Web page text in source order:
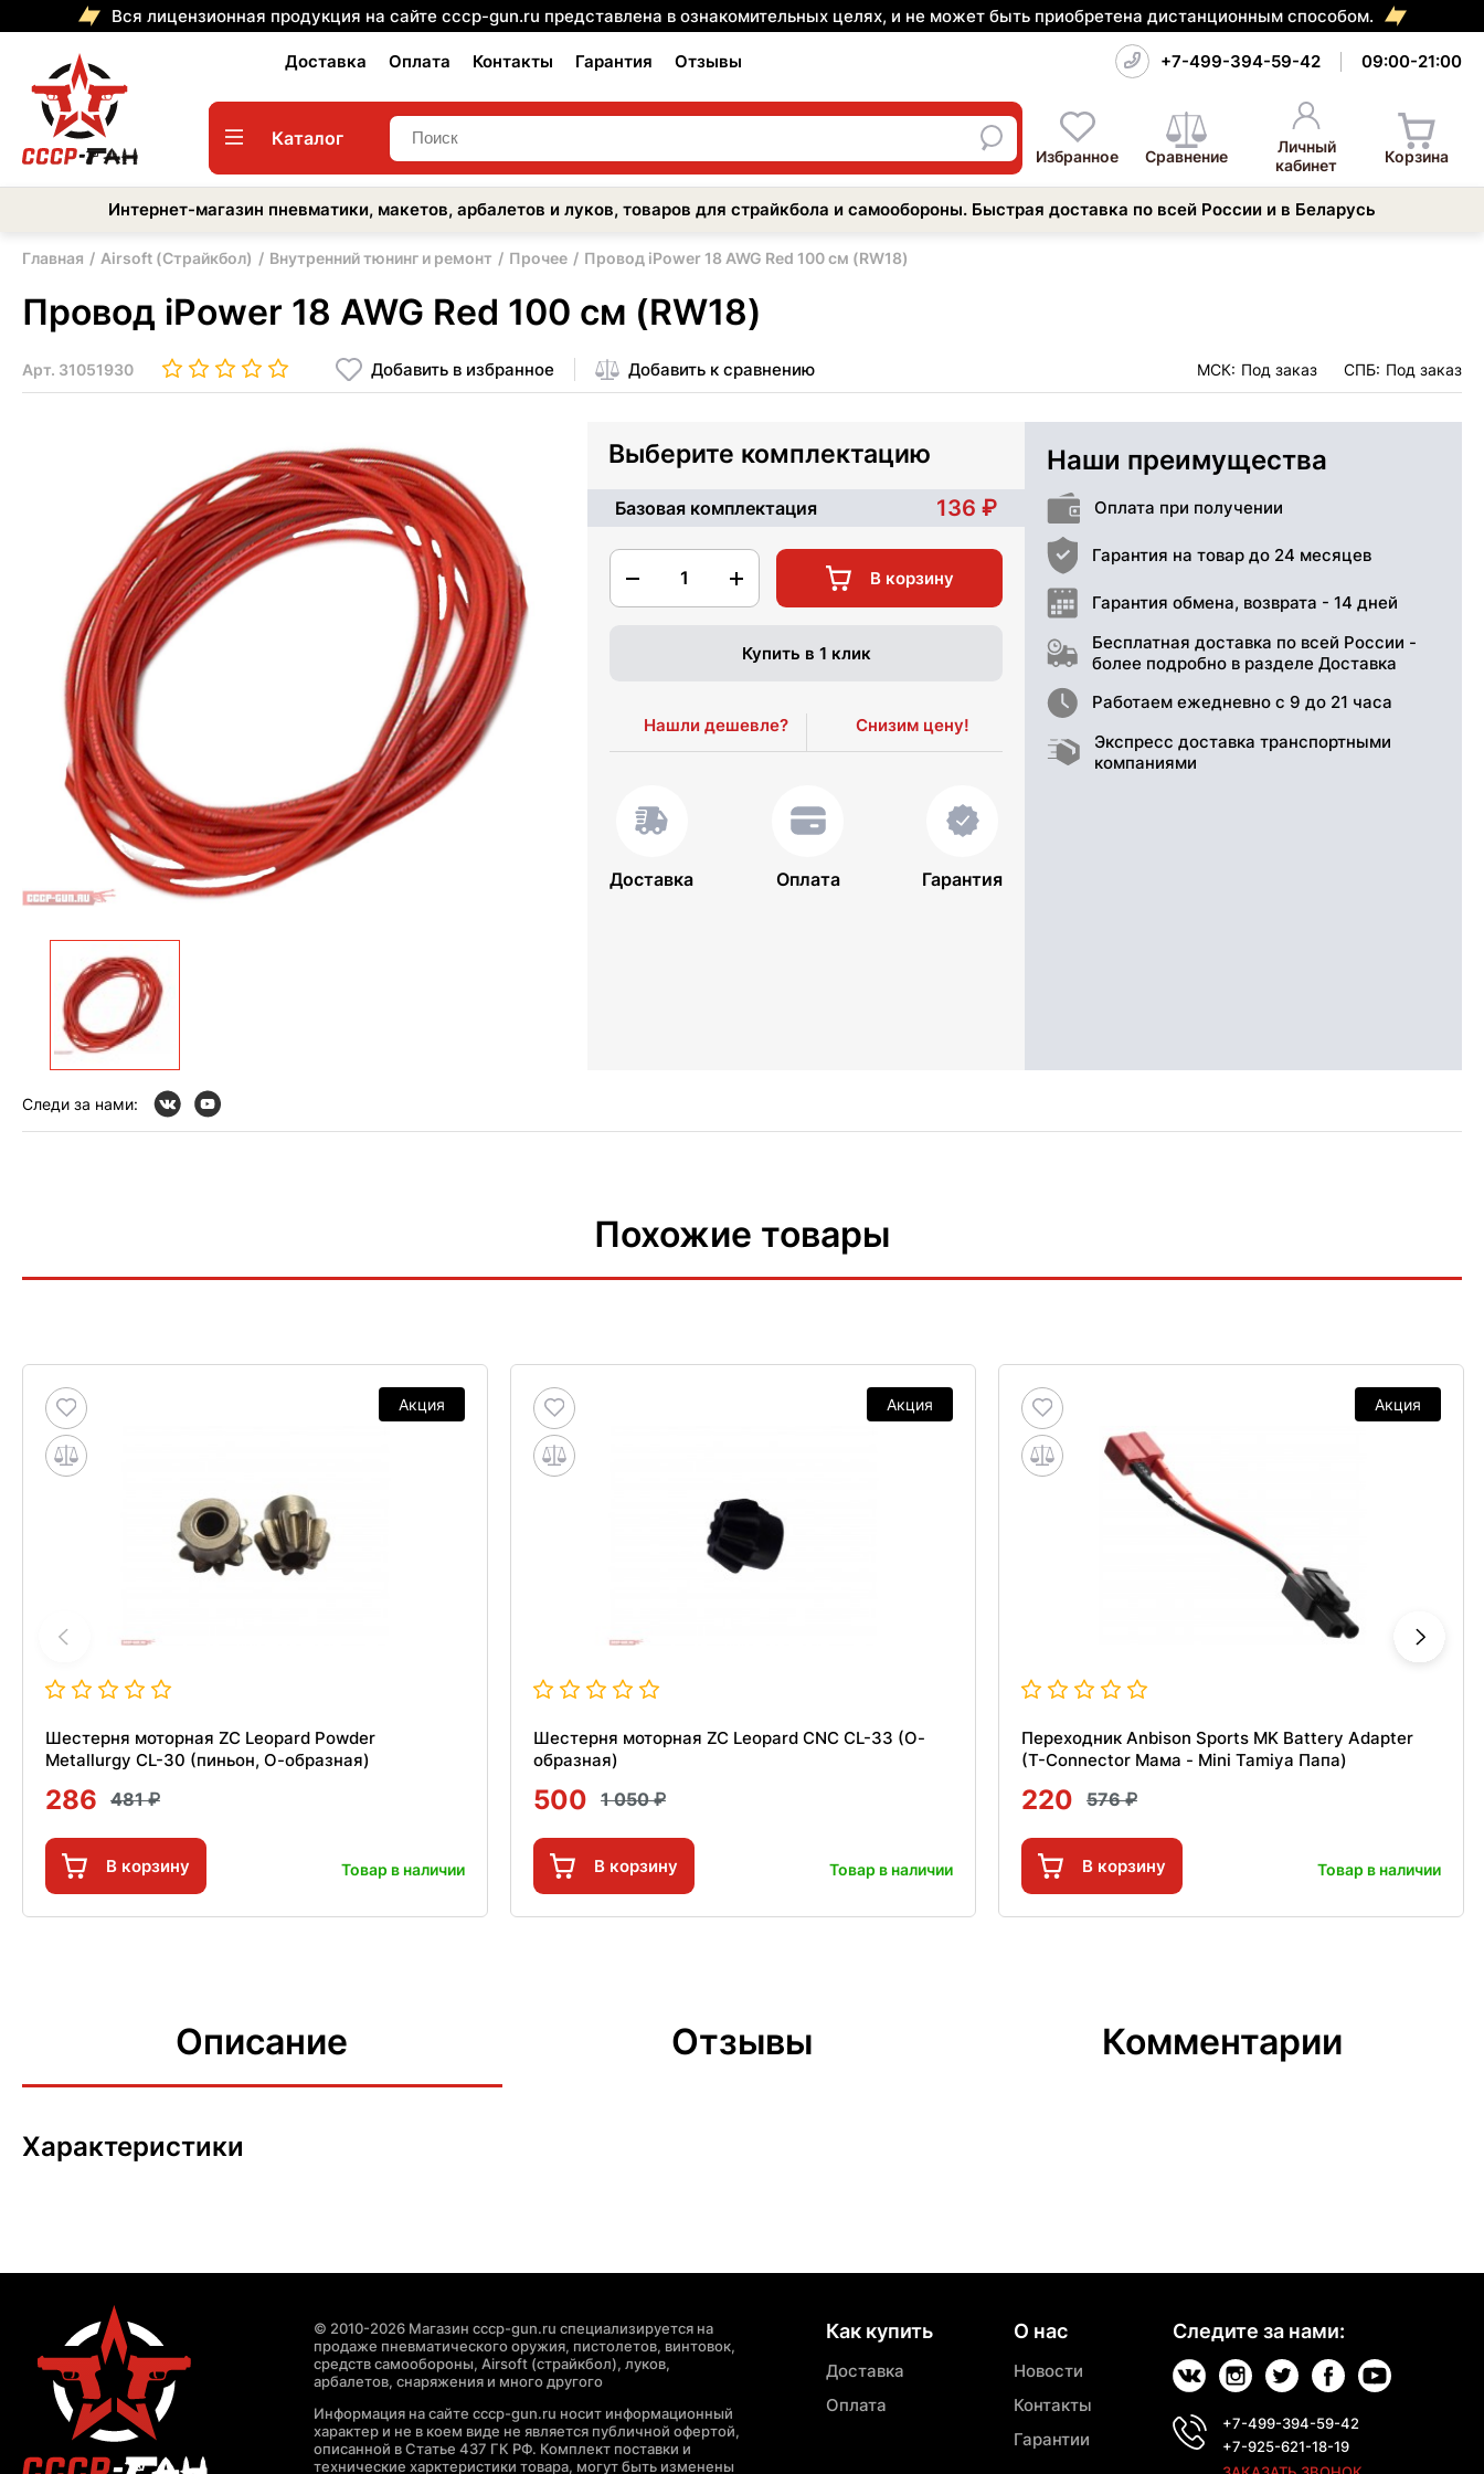
Вся лицензионная продукция на сайте cccp-gun.ru представлена в ознакомительных целях, и не может быть приобретена дистанционным способом.
Доставка Оплата Контакты Гарантия Отзывы +7-499-394-59-42 09:00-21:00
Каталог
Избранное Сравнение
Личный
кабинет
Корзина
Интернет-магазин пневматики, макетов, арбалетов и луков, товаров для страйкбола и самообороны. Быстрая доставка по всей России и в Беларусь
Главная Airsoft (Страйкбол) Внутренний тюнинг и ремонт Прочее Провод iPower 18 AWG Red 100 см (RW18)
Провод iPower 18 AWG Red 100 см (RW18)
Арт. 31051930 Добавить в избранное Добавить к сравнению МСК: Под заказ СПБ: Под заказ
Выберите комплектацию
Базовая комплектация 136
1 В корзину
Купить в 1 клик
Нашли дешевле? Снизим цену!
Доставка Оплата Гарантия
Наши преимущества
Оплата при получении
Гарантия на товар до 24 месяцев
Гарантия обмена, возврата - 14 дней
Бесплатная доставка по всей России -
более подробно в разделе Доставка
Работаем ежедневно с 9 до 21 часа
Экспресс доставка транспортными
компаниями
Следи за нами:
Похожие товары
Акция
Шестерня моторная ZC Leopard Powder
Metallurgy CL-30 (пиньон, О-образная)
286 481
В корзину Товар в наличии
Акция
Шестерня моторная ZC Leopard CNC CL-33 (О-
образная)
500 1 050
В корзину Товар в наличии
Акция
Переходник Anbison Sports MK Battery Adapter
(T-Connector Мама - Mini Tamiya Папа)
220 576
В корзину Товар в наличии
Описание Отзывы Комментарии
Характеристики
© 2010-2026 Магазин cccp-gun.ru специализируется на
продаже пневматического оружия, пистолетов, винтовок,
средств самообороны, Airsoft (страйкбол), луков,
арбалетов, снаряжения и много другого
Информация на сайте cccp-gun.ru носит информационный
характер и не в коем виде не является публичной офертой,
описанной в Статье 437 ГК РФ. Комплект поставки и
технические харктеристики товара, могут быть изменены
Как купить
Доставка
Оплата
О нас
Новости
Контакты
Гарантии
Следите за нами:
+7-499-394-59-42
+7-925-621-18-19